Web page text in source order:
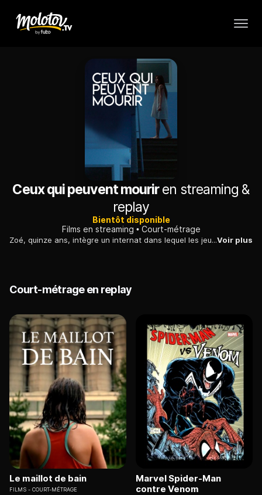
Ceux qui peuvent mouriren streaming &
replay
Bientôt disponible
Films en streaming
Court-métrage
Zoé, quinze ans, intègre un internat dans lequel les jeunes gens vivent soumis à une organisation stricte.Voir plus
Court-métrage en replay
Le maillot de bain
FILMS COURT-MÉTRAGE
Marvel Spider-Man
contre Venom